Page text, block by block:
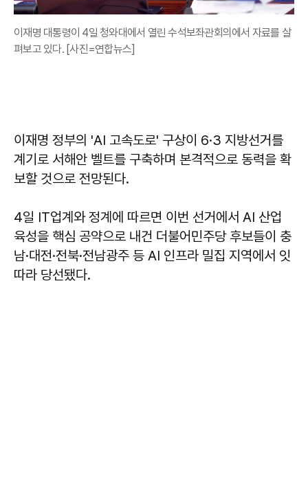
이재명 대통령이 4일 청와대에서 열린 수석보좌관회의에서 자료를 살
펴보고 있다. [사진=연합뉴스]
이재명 정부의 'AI 고속도로' 구상이 6·3 지방선거를
계기로 서해안 벨트를 구축하며 본격적으로 동력을 확
보할 것으로 전망된다.
4일 IT업계와 정계에 따르면 이번 선거에서 AI 산업
육성을 핵심 공약으로 내건 더불어민주당 후보들이 충
남·대전·전북·전남광주 등 AI 인프라 밀집 지역에서 잇
따라 당선됐다.